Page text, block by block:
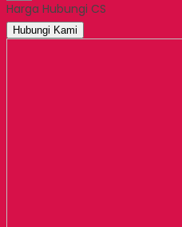
Email
Harga Hubungi CS
Hubungi Kami